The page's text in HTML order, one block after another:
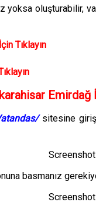
yoksa
Tıklayın
sitesine
basmanız